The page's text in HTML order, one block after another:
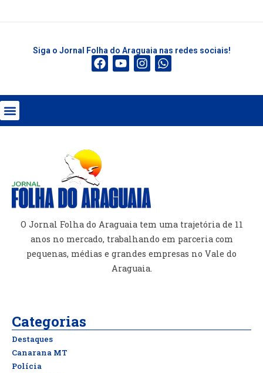
Siga o Jornal Folha do Araguaia nas redes sociais!
O Jornal Folha do Araguaia tem uma trajetória de 11
anos no mercado, trabalhando em parceria com
pequenas, médias e grandes empresas no Vale do
Araguaia.
Categorias
Destaques
Canarana MT
Polícia